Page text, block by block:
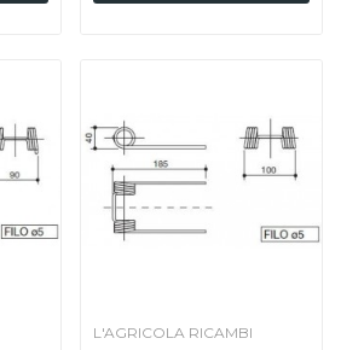
L'AGRICOLA RICAMBI